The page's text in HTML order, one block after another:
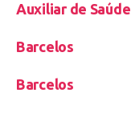
Auxiliar de Saúde
Barcelos
Barcelos